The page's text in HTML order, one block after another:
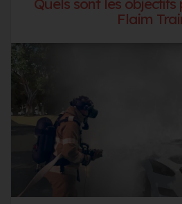
Quels sont les
Flaim